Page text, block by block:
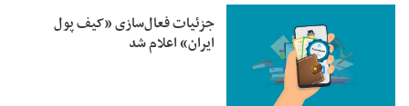
جزئیات فعال‌سازی «کیف پول
ایران» اعلام شد